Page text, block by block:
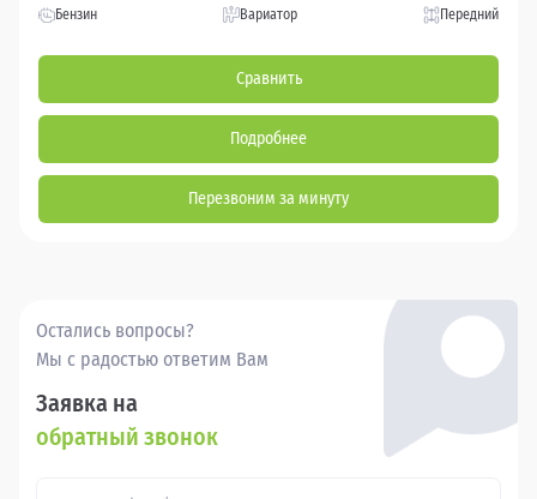
Бензин Вариатор Передний
Сравнить
Подробнее
Перезвоним за минуту
Остались вопросы?
Мы с радостью ответим Вам
Заявка на
обратный звонок